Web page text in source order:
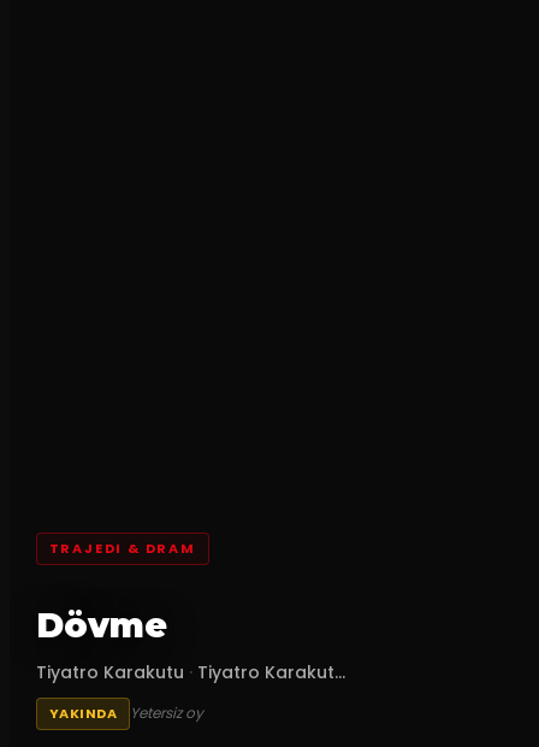
TRAJEDI & DRAM
Dövme
Tiyatro Karakutu · Tiyatro Karakut...
YAKINDA Yetersiz oy